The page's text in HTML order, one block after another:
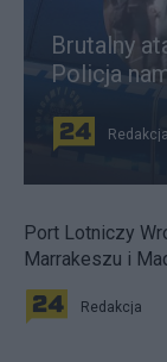
Brutalny
Policja
Redakcja
Port Lotniczy
Marrakeszu i
Redakcja